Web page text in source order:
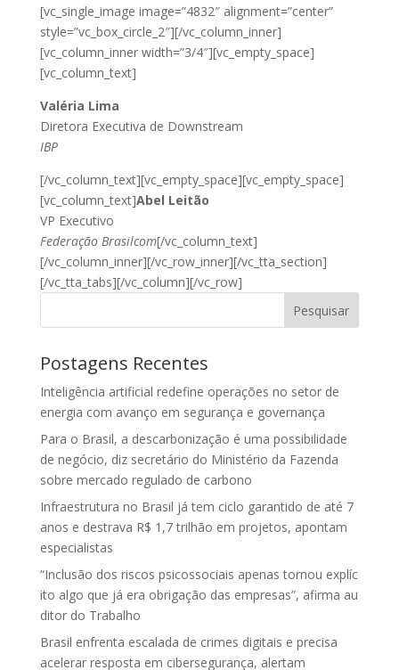
[vc_single_image image=”4832″ alignment=”center”
style=”vc_box_circle_2″][/vc_column_inner]
[vc_column_inner width=”3/4″][vc_empty_space]
[vc_column_text]
Valéria Lima
Diretora Executiva de Downstream
IBP
[/vc_column_text][vc_empty_space][vc_empty_space]
[vc_column_text]Abel Leitão
VP Executivo
Federação Brasilcom[/vc_column_text]
[/vc_column_inner][/vc_row_inner][/vc_tta_section]
[/vc_tta_tabs][/vc_column][/vc_row]
Pesquisar
Postagens Recentes
Inteligência artificial redefine operações no setor de
energia com avanço em segurança e governança
Para o Brasil, a descarbonização é uma possibilidade
de negócio, diz secretário do Ministério da Fazenda
sobre mercado regulado de carbono
Infraestrutura no Brasil já tem ciclo garantido de até 7
anos e destrava R$ 1,7 trilhão em projetos, apontam
especialistas
“Inclusão dos riscos psicossociais apenas tornou explíc
ito algo que já era obrigação das empresas”, afirma au
ditor do Trabalho
Brasil enfrenta escalada de crimes digitais e precisa
acelerar resposta em cibersegurança, alertam